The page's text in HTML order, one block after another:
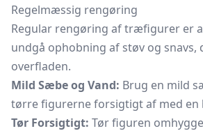
Regelmæssig rengøring
Regular rengøring af træfigurer er
undgå ophobning af støv og snavs,
overfladen.
Mild Sæbe og Vand: Brug en mild
tørre figurerne forsigtigt af med en
Tør Forsigtigt: Tør figuren